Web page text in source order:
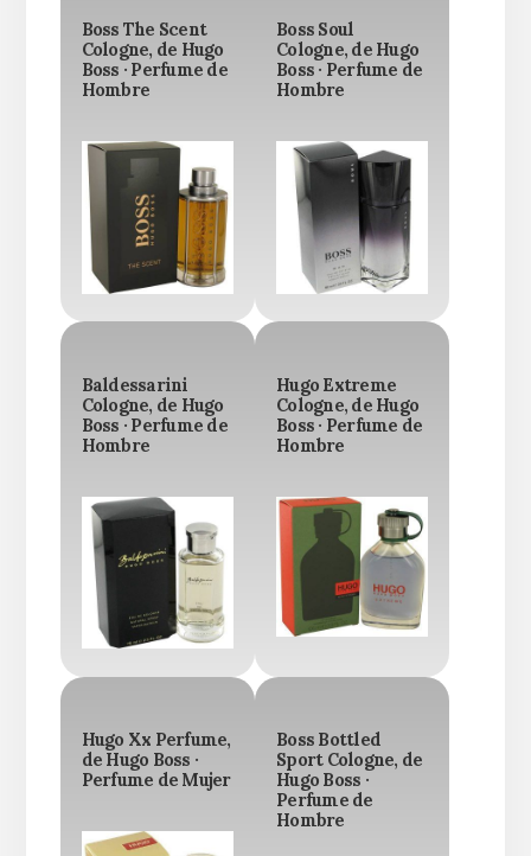
Boss The Scent
Cologne, de Hugo
Boss · Perfume de
Hombre
Boss Soul
Cologne, de Hugo
Boss · Perfume de
Hombre
Baldessarini
Cologne, de Hugo
Boss · Perfume de
Hombre
Hugo Extreme
Cologne, de Hugo
Boss · Perfume de
Hombre
Hugo Xx Perfume,
de Hugo Boss ·
Perfume de Mujer
Boss Bottled
Sport Cologne, de
Hugo Boss ·
Perfume de
Hombre